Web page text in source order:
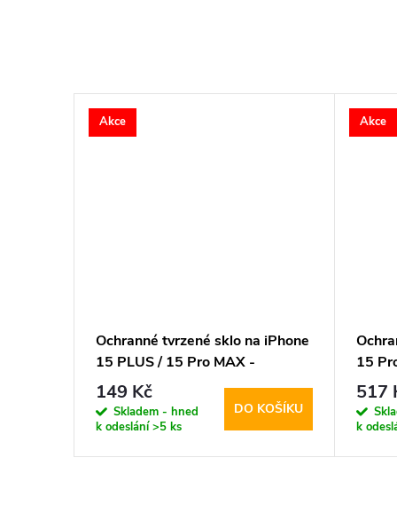
Akce
Ochranné tvrzené sklo na iPhone
15 PLUS / 15 Pro MAX -
DuxDucis, Full Glass Black
149 Kč
Skladem - hned
k odeslání>5 ks
DO KOŠÍKU
Akce
15
Fit
517
k